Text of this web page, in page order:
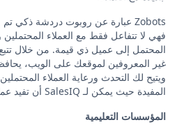
فهي لا تتفاعل فقط مع العملاء
المحتمل إلى عميل ذي قيمة. من خلال تتبع
ويتيح لك التحدث ورعاية العملاء
المفيدة حيث يمكن لـ SalesIQ أن تفيد عملك على نطاق واسع:
المؤسسات التعليمية